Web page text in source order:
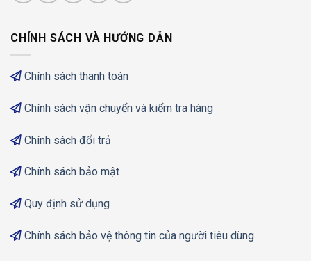
CHÍNH SÁCH VÀ HƯỚNG DẪN
Chính sách thanh toán
Chính sách vận chuyển và kiểm tra hàng
Chính sách đổi trả
Chính sách bảo mật
Quy định sử dụng
Chính sách bảo vệ thông tin của người tiêu dùng